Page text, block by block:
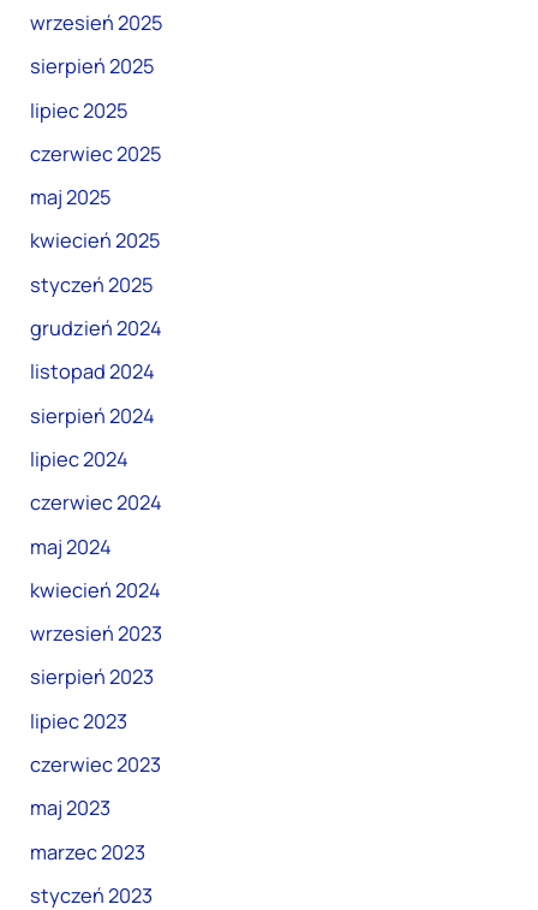
wrzesień 2025
sierpień 2025
lipiec 2025
czerwiec 2025
maj 2025
kwiecień 2025
styczeń 2025
grudzień 2024
listopad 2024
sierpień 2024
lipiec 2024
czerwiec 2024
maj 2024
kwiecień 2024
wrzesień 2023
sierpień 2023
lipiec 2023
czerwiec 2023
maj 2023
marzec 2023
styczeń 2023